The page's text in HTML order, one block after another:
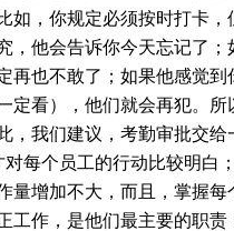
如，你规定必须按时打卡，
，他会告诉你今天忘记了；
再也不敢了；如果他感觉到
定看），他们就会再犯。所
，我们建议，考勤审批交给
对每个员工的行动比较明白
量增加不大，而且，掌握每
工作，是他们最主要的职责